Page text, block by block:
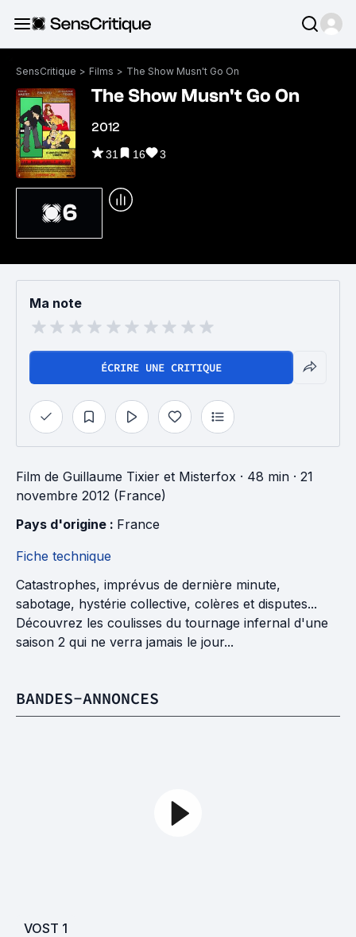
SensCritique > Films > The Show Musn't Go On
The Show Musn't Go On
2012
31 16 3
6
Ma note
ÉCRIRE UNE CRITIQUE
Film de Guillaume Tixier et Misterfox · 48 min · 21
novembre 2012 (France)
Pays d'origine : France
Fiche technique
Catastrophes, imprévus de dernière minute,
sabotage, hystérie collective, colères et disputes...
Découvrez les coulisses du tournage infernal d'une
saison 2 qui ne verra jamais le jour...
BANDES-ANNONCES
VOST 1